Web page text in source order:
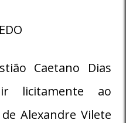
Caetano Dias
licitamente ao
Alexandre Vilete